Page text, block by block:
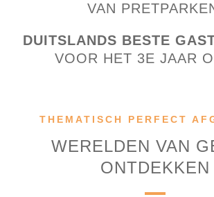
VAN
DUITSLANDS BESTE
VOOR HET 3E JAAR
THEMATISCH PERFECT
WERELDEN VAN
ONTDEKKEN